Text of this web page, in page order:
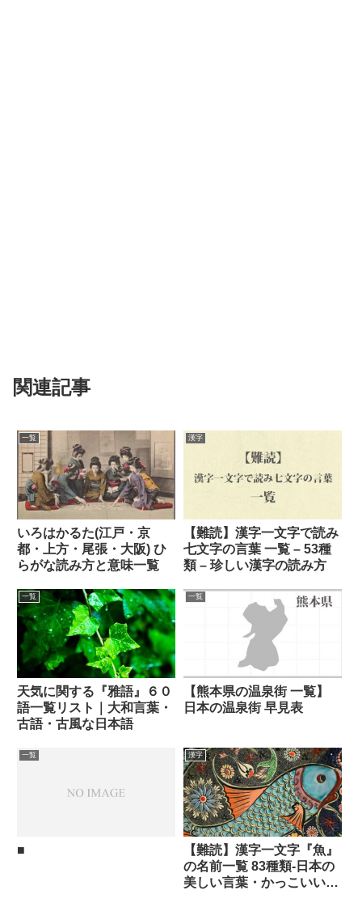
関連記事
一覧
いろはかるた(江戸・京
都・上方・尾張・大阪) ひ
らがな読み方と意味一覧
漢字
【難読】漢字一文字で読み
七文字の言葉 一覧 – 53種
類 – 珍しい漢字の読み方
一覧
天気に関する『雅語』６０
語一覧リスト｜大和言葉・
古語・古風な日本語
一覧
【熊本県の温泉街 一覧】
日本の温泉街 早見表
一覧
■
漢字
【難読】漢字一文字『魚』
の名前一覧 83種類-日本の
美しい言葉・かっこいい言